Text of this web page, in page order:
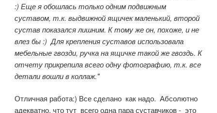
:) Еще я обошлась только одним подвижным
суставом, т.к. выдвижной ящичек маленький, второй
сустав показался лишним. К тому же он, похоже, и не
влез бы :) Для крепления суставов использовала
мебельные гвозди, ручка на ящичке такой же гвоздь. К
отчету прикрепила всего одну фотографию, т.к. все
детали вошли в коллаж."
Отличная работа:) Все сделано как надо. Абсолютно
адекватно, что тут всего одна пара суставчиков - это